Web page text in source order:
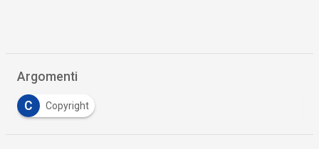
Argomenti
C Copyright